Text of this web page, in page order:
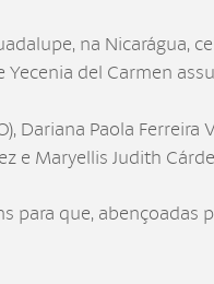
na Nicarágua,
Yecenia del Carmen
Dariana Paola
e Maryellis Judith
para que, abençoadas